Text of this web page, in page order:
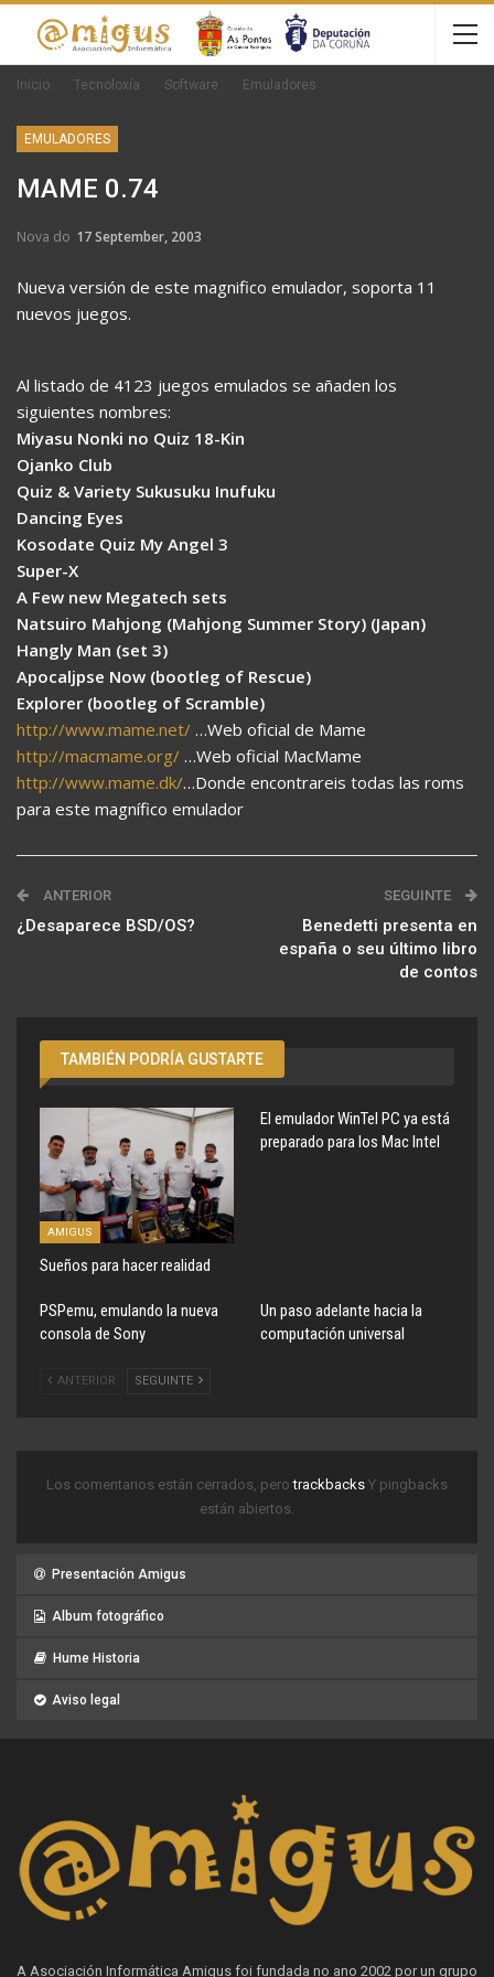
Inicio Tecnoloxía Software Emuladores
EMULADORES
MAME 0.74
Nova do 17 September, 2003
Nueva versión de este magnifico emulador, soporta 11
nuevos juegos.
Al listado de 4123 juegos emulados se añaden los
siguientes nombres:
Miyasu Nonki no Quiz 18-Kin
Ojanko Club
Quiz & Variety Sukusuku Inufuku
Dancing Eyes
Kosodate Quiz My Angel 3
Super-X
A Few new Megatech sets
Natsuiro Mahjong (Mahjong Summer Story) (Japan)
Hangly Man (set 3)
Apocaljpse Now (bootleg of Rescue)
Explorer (bootleg of Scramble)
http://www.mame.net/ …Web oficial de Mame
http://macmame.org/ …Web oficial MacMame
http://www.mame.dk/…Donde encontrareis todas las roms
para este magnífico emulador
ANTERIOR
¿Desaparece BSD/OS?
SEGUINTE
Benedetti presenta en
españa o seu último libro
de contos
TAMBIÉN PODRÍA GUSTARTE
AMIGUS
Sueños para hacer realidad
El emulador WinTel PC ya está
preparado para los Mac Intel
PSPemu, emulando la nueva
consola de Sony
Un paso adelante hacia la
computación universal
ANTERIOR SEGUINTE
Los comentarios están cerrados, perotrackbacks Y pingbacks
están abiertos.
Presentación Amigus
Album fotográfico
Hume Historia
Aviso legal
A Asociación Informática Amigus foi fundada no ano 2002 por un grupo